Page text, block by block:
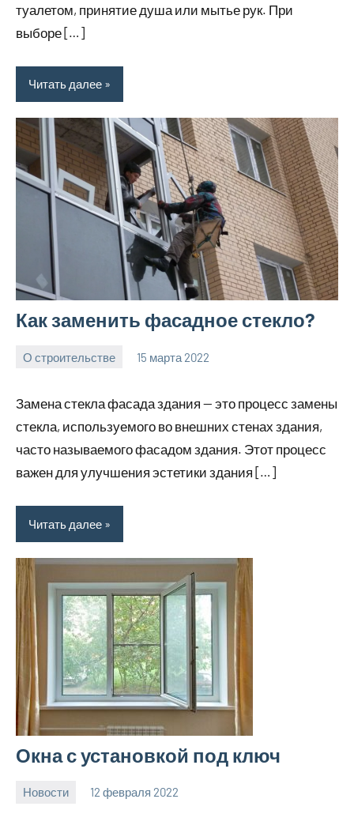
туалетом, принятие душа или мытье рук. При
выборе […]
Читать далее
Как заменить фасадное стекло?
О строительстве 15 марта 2022
elektrodomku
Замена стекла фасада здания — это процесс замены
стекла, используемого во внешних стенах здания,
часто называемого фасадом здания. Этот процесс
важен для улучшения эстетики здания […]
Читать далее
Окна с установкой под ключ
Новости 12 февраля 2022